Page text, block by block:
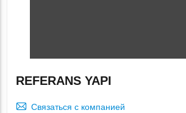
REFERANS YAPI
Связаться с компанией